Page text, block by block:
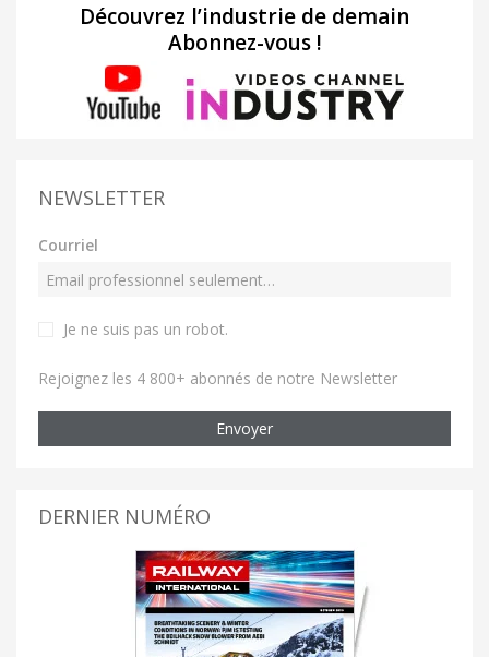
Découvrez l’industrie de demain
Abonnez-vous !
NEWSLETTER
Courriel
Je ne suis pas un robot.
Rejoignez les 4 800+ abonnés de notre Newsletter
Envoyer
DERNIER NUMÉRO